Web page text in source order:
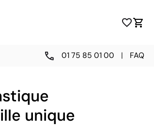
01 75 85 01 00 | FAQ
unique